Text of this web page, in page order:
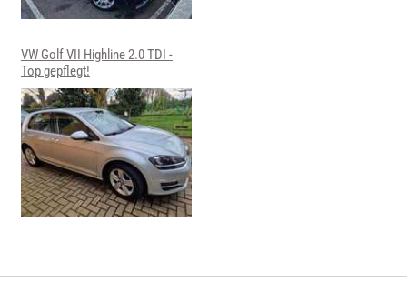
VW Golf VII Highline 2.0 TDI -
Top gepflegt!